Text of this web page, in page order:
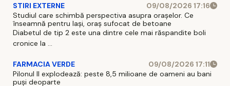
STIRI EXTERNE
09/08/2026 17:16
Studiul care schimbă perspectiva asupra orașelor. Ce
înseamnă pentru Iași, oraș sufocat de betoane
Diabetul de tip 2 este una dintre cele mai răspandite boli
cronice la ...
FARMACIA VERDE
09/08/2026 17:11
Pilonul II explodează: peste 8,5 milioane de oameni au bani
puși deoparte